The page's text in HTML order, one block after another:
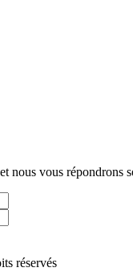
nous vous répondrons
réservés